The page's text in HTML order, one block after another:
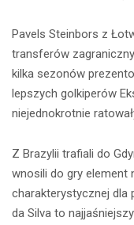
Pavels Steinbors z
transferów
kilka sezonów
lepszych golkiperów
niejednokrotnie
Z Brazylii trafiali do
wnosili do gry element
charakterystycznej dla
da Silva to